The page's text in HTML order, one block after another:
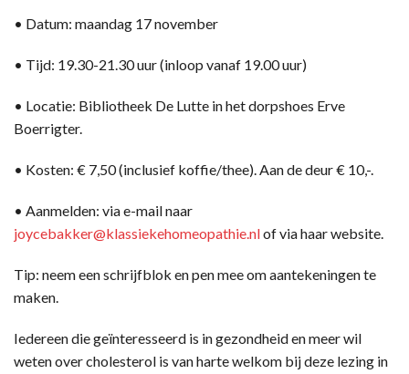
• Datum: maandag 17 november
• Tijd: 19.30-21.30 uur (inloop vanaf 19.00 uur)
• Locatie: Bibliotheek De Lutte in het dorpshoes Erve
Boerrigter.
• Kosten: € 7,50 (inclusief koffie/thee). Aan de deur € 10,-.
• Aanmelden: via e-mail naar
joycebakker@klassiekehomeopathie.nlof via haar website.
Tip: neem een schrijfblok en pen mee om aantekeningen te
maken.
Iedereen die geïnteresseerd is in gezondheid en meer wil
weten over cholesterol is van harte welkom bij deze lezing in